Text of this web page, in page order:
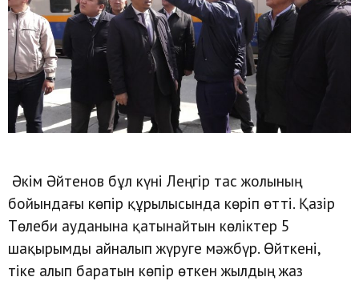
Әкім Әйтенов бұл күні Леңгір тас жолының
бойындағы көпір құрылысында көріп өтті. Қазір
Төлеби ауданына қатынайтын көліктер 5
шақырымды айналып жүруге мәжбүр. Өйткені,
тіке алып баратын көпір өткен жылдың жаз